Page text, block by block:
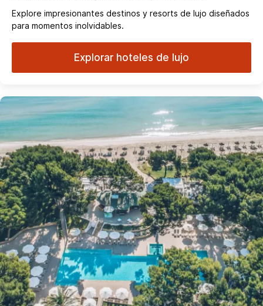
Explore impresionantes destinos y resorts de lujo diseñados
para momentos inolvidables.
Explorar hoteles de lujo